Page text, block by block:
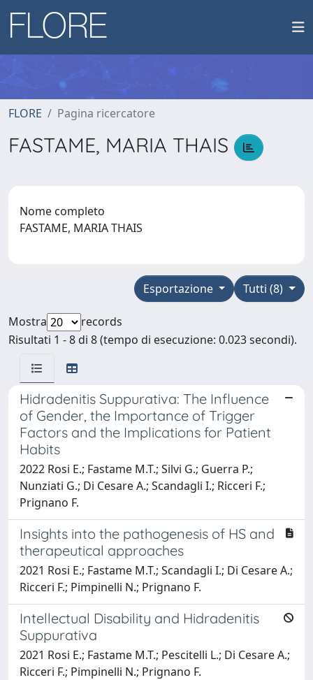
FLORE Pagina ricercatore
FASTAME, MARIA THAIS
Nome completo
FASTAME, MARIA THAIS
Tutti (8)
Esportazione
Mostra
records
Risultati 1 - 8 di 8 (tempo di esecuzione: 0.023 secondi).
Hidradenitis Suppurativa: The Influence
of Gender, the Importance of Trigger
Factors and the Implications for Patient
Habits
2022 Rosi E.; Fastame M.T.; Silvi G.; Guerra P.;
Nunziati G.; Di Cesare A.; Scandagli I.; Ricceri F.;
Prignano F.
Insights into the pathogenesis of HS and
therapeutical approaches
2021 Rosi E.; Fastame M.T.; Scandagli I.; Di Cesare A.;
Ricceri F.; Pimpinelli N.; Prignano F.
Intellectual Disability and Hidradenitis
Suppurativa
2021 Rosi E.; Fastame M.T.; Pescitelli L.; Di Cesare A.;
Ricceri F.; Pimpinelli N.; Prignano F.